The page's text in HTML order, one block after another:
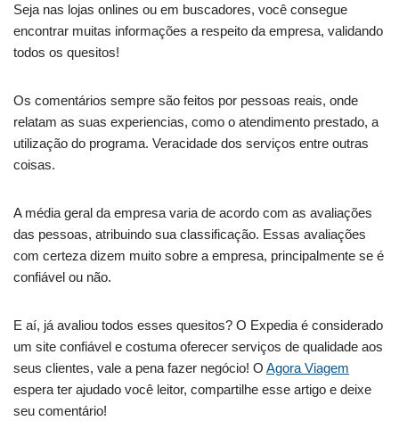
Seja nas lojas onlines ou em buscadores, você consegue
encontrar muitas informações a respeito da empresa, validando
todos os quesitos!
Os comentários sempre são feitos por pessoas reais, onde
relatam as suas experiencias, como o atendimento prestado, a
utilização do programa. Veracidade dos serviços entre outras
coisas.
A média geral da empresa varia de acordo com as avaliações
das pessoas, atribuindo sua classificação. Essas avaliações
com certeza dizem muito sobre a empresa, principalmente se é
confiável ou não.
E aí, já avaliou todos esses quesitos? O Expedia é considerado
um site confiável e costuma oferecer serviços de qualidade aos
seus clientes, vale a pena fazer negócio! O Agora Viagem
espera ter ajudado você leitor, compartilhe esse artigo e deixe
seu comentário!